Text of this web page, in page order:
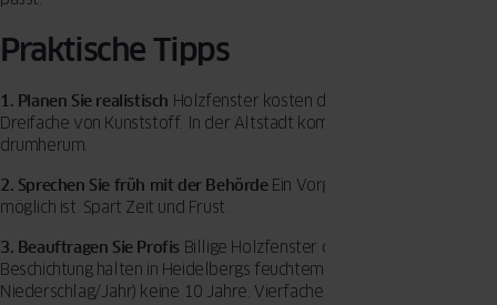
Praktische Tipps
1. Planen Sie realistisch Holzfenster kosten das Doppelte bis
Dreifache von Kunststoff. In der Altstadt kommen Sie nicht
drumherum.
2. Sprechen Sie früh mit der BehördeEin Vorgespräch klärt, was
möglich ist. Spart Zeit und Frust.
3. Beauftragen Sie Profis Billige Holzfenster ohne ordentliche
Beschichtung halten in Heidelbergs feuchtem Klima (1.100 mm
Niederschlag/Jahr) keine 10 Jahre. Vierfache Beschichtung ist Pflicht.